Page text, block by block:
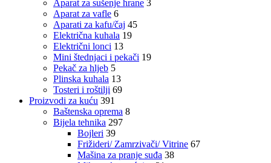
Aparat za sušenje hrane 3
Aparat za vafle 6
Aparati za kafu/čaj 45
Električna kuhala 19
Električni lonci 13
Mini štednjaci i pekači 19
Pekač za hljeb 5
Plinska kuhala 13
Tosteri i roštilji 69
Proizvodi za kuću 391
Baštenska oprema 8
Bijela tehnika 297
Bojleri 39
Frižideri/ Zamrzivači/ Vitrine 67
Mašina za pranje suđa 38